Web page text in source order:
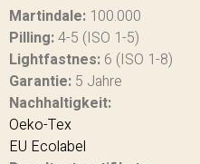
Martindale: 100.000
Pilling:4-5 (ISO 1-5)
Lightfastnes: 6 (ISO 1-8)
Garantie: 5 Jahre
Nachhaltigkeit:
Oeko-Tex
EU Ecolabel